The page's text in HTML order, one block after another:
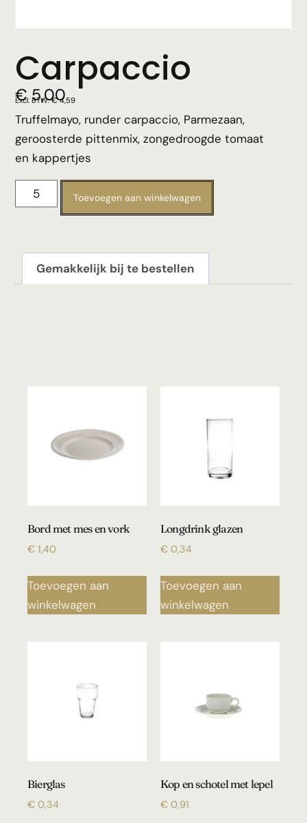
Carpaccio
€5,00
Excl. BTW:€4,59
Truffelmayo, runder carpaccio, Parmezaan,
geroosterde pittenmix, zongedroogde tomaat
en kappertjes
Toevoegen aan winkelwagen
Gemakkelijk bij te bestellen
Bord met mes en vork
€ 1,40
Toevoegen aan
winkelwagen
Longdrink glazen
€ 0,34
Toevoegen aan
winkelwagen
Bierglas
€ 0,34
Kop en schotel met lepel
€ 0,91